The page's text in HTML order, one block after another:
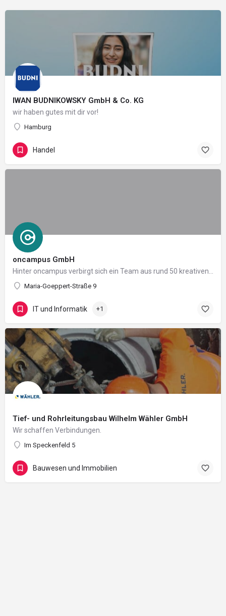
IWAN BUDNIKOWSKY GmbH & Co. KG
wir haben gutes mit dir vor!
Hamburg
Handel
oncampus GmbH
Maria-Goeppert-Straße 9
IT und Informatik +1
Tief- und Rohrleitungsbau Wilhelm Wähler GmbH
Wir schaffen Verbindungen.
Im Speckenfeld 5
Bauwesen und Immobilien